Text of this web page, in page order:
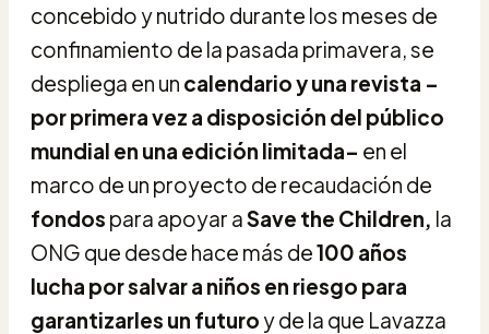
concebido y nutrido durante los meses de
confinamiento de la pasada primavera, se
despliega en un calendario y una revista –
por primera vez a disposición del público
mundial en una edición limitada– en el
marco de un proyecto de recaudación de
fondos para apoyar aSave the Children, la
ONG que desde hace más de100 años
lucha por salvar a niños en riesgo para
garantizarles un futuro y de la que Lavazza